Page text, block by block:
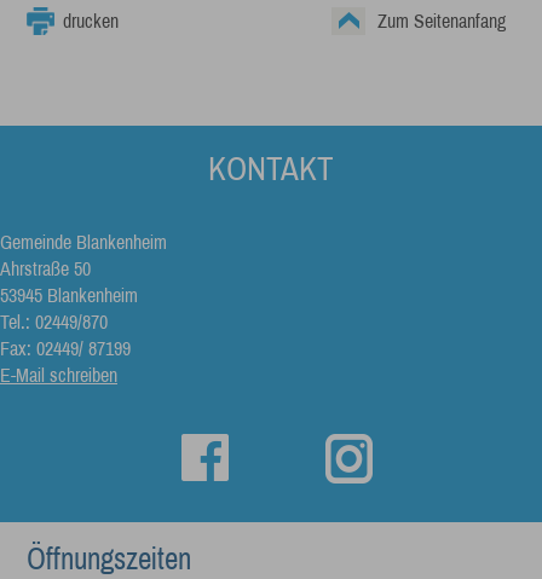
drucken Zum Seitenanfang
KONTAKT
Gemeinde Blankenheim
Ahrstraße 50
53945 Blankenheim
Tel.: 02449/870
Fax: 02449/ 87199
E-Mail schreiben
Öffnungszeiten